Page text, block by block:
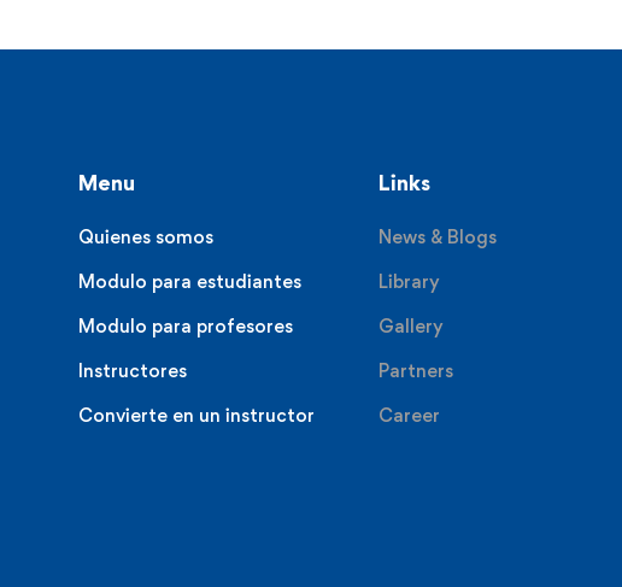
Menu
Quienes somos
Modulo para estudiantes
Modulo para profesores
Instructores
Convierte en un instructor
Links
News & Blogs
Library
Gallery
Partners
Career